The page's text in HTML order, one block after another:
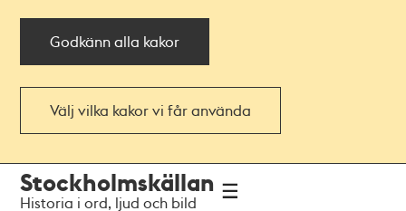
Godkänn alla kakor
Välj vilka kakor vi får använda
navigationen
huvudinnehållet
Stockholmskällan
Historia i ord, ljud och bild